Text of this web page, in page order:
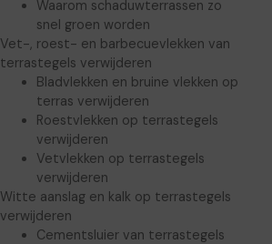
Waarom schaduwterrassen zo
snel groen worden
Vet-, roest- en barbecuevlekken van
terrastegels verwijderen
Bladvlekken en bruine vlekken op
terras verwijderen
Roestvlekken op terrastegels
verwijderen
Vetvlekken op terrastegels
verwijderen
Witte aanslag en kalk op terrastegels
verwijderen
Cementsluier van terrastegels